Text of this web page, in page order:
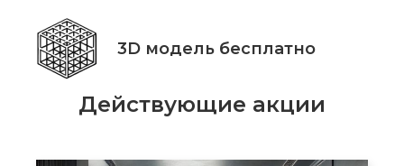
3D модель бесплатно
Действующие акции